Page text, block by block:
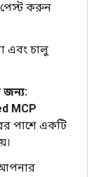
পেস্ট করুন
এবং চালু
জন্য:
MCP
পাশে একটি